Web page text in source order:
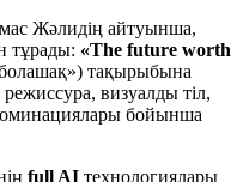
Жəлидің айтуынша,
тұрады: «The future worth
тақырыбына
режиссура, визуалды тіл,
бойынша
full AI технологиялары